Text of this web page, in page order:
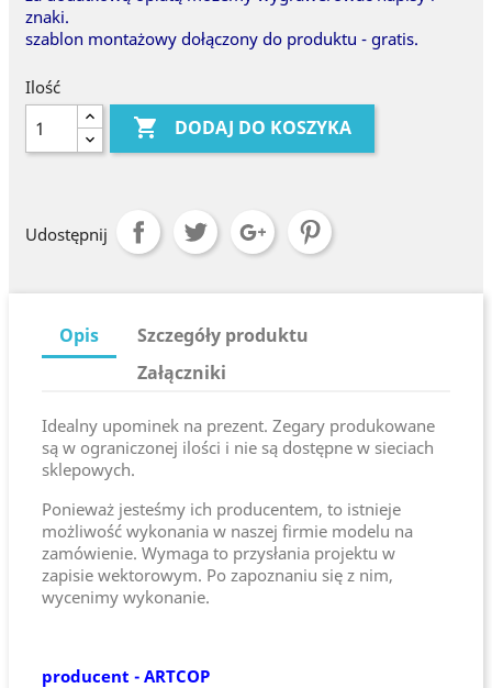
znaki.
szablon montażowy dołączony do produktu - gratis.
Ilość
 DODAJ DO KOSZYKA
Udostępnij
Opis
Szczegóły produktu
Załączniki
Idealny upominek na prezent. Zegary produkowane
są w ograniczonej ilości i nie są dostępne w sieciach
sklepowych.
Ponieważ jesteśmy ich producentem, to istnieje
możliwość wykonania w naszej firmie modelu na
zamówienie. Wymaga to przysłania projektu w
zapisie wektorowym. Po zapoznaniu się z nim,
wycenimy wykonanie.
producent - ARTCOP